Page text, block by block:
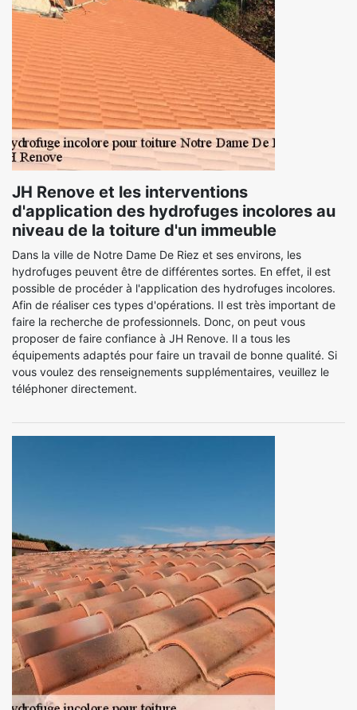
JH Renove et les interventions
d'application des hydrofuges incolores au
niveau de la toiture d'un immeuble
Dans la ville de Notre Dame De Riez et ses environs, les
hydrofuges peuvent être de différentes sortes. En effet, il est
possible de procéder à l'application des hydrofuges incolores.
Afin de réaliser ces types d'opérations. Il est très important de
faire la recherche de professionnels. Donc, on peut vous
proposer de faire confiance à JH Renove. Il a tous les
équipements adaptés pour faire un travail de bonne qualité. Si
vous voulez des renseignements supplémentaires, veuillez le
téléphoner directement.